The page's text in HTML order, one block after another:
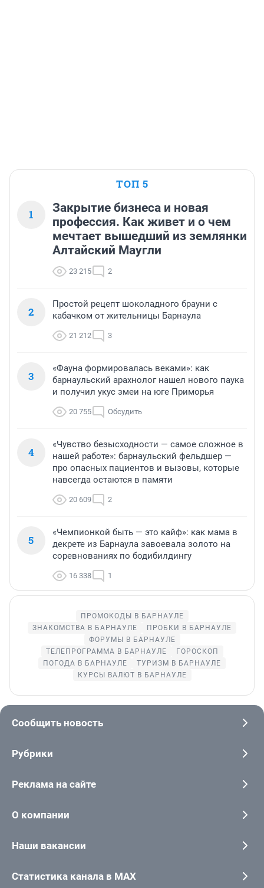
ТОП 5
1
Закрытие бизнеса и новая
профессия. Как живет и о чем
мечтает вышедший из землянки
Алтайский Маугли
23 215 2
2
Простой рецепт шоколадного брауни с
кабачком от жительницы Барнаула
21 212 3
3
«Фауна формировалась веками»: как
барнаульский арахнолог нашел нового паука
и получил укус змеи на юге Приморья
20 755 Обсудить
4
«Чувство безысходности — самое сложное в
нашей работе»: барнаульский фельдшер —
про опасных пациентов и вызовы, которые
навсегда остаются в памяти
20 609 2
5
«Чемпионкой быть — это кайф»: как мама в
декрете из Барнаула завоевала золото на
соревнованиях по бодибилдингу
16 338 1
ПРОМОКОДЫ В БАРНАУЛЕ
ЗНАКОМСТВА В БАРНАУЛЕ
ПРОБКИ В БАРНАУЛЕ
ФОРУМЫ В БАРНАУЛЕ
ТЕЛЕПРОГРАММА В БАРНАУЛЕ
ГОРОСКОП
ПОГОДА В БАРНАУЛЕ
ТУРИЗМ В БАРНАУЛЕ
КУРСЫ ВАЛЮТ В БАРНАУЛЕ
Сообщить новость
Рубрики
Реклама на сайте
О компании
Наши вакансии
Статистика канала в MAX